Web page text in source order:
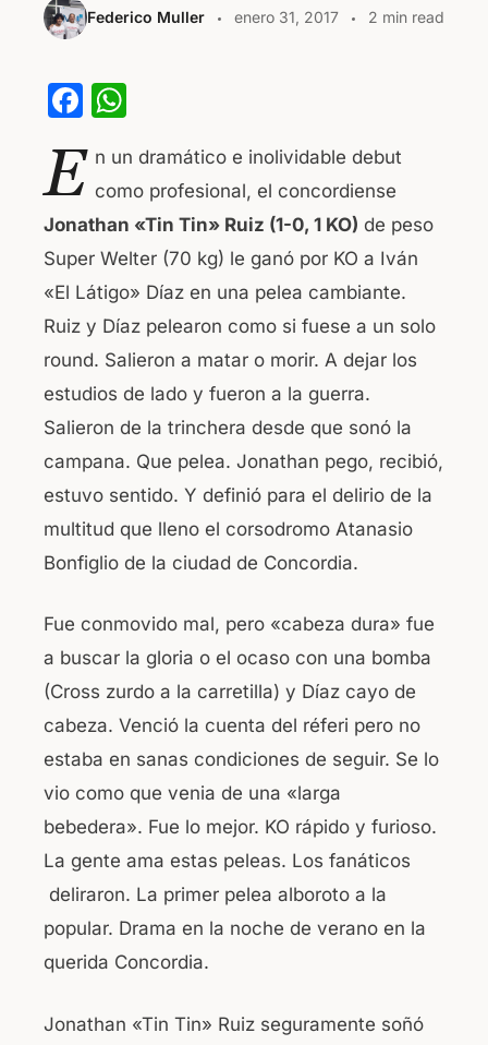
Federico Muller enero 31, 2017 2 min read
F
c
e
b
o
o
k
at
s
A
p
p
E n un dramático e inolividable debut
como profesional, el concordiense
Jonathan «Tin Tin» Ruiz (1-0, 1 KO) de peso
Super Welter (70 kg) le ganó por KO a Iván
«El Látigo» Díaz en una pelea cambiante.
Ruiz y Díaz pelearon como si fuese a un solo
round. Salieron a matar o morir. A dejar los
estudios de lado y fueron a la guerra.
Salieron de la trinchera desde que sonó la
campana. Que pelea. Jonathan pego, recibió,
estuvo sentido. Y definió para el delirio de la
multitud que lleno el corsodromo Atanasio
Bonfiglio de la ciudad de Concordia.
Fue conmovido mal, pero «cabeza dura» fue
a buscar la gloria o el ocaso con una bomba
(Cross zurdo a la carretilla) y Díaz cayo de
cabeza. Venció la cuenta del réferi pero no
estaba en sanas condiciones de seguir. Se lo
vio como que venia de una «larga
bebedera». Fue lo mejor. KO rápido y furioso.
La gente ama estas peleas. Los fanáticos
deliraron. La primer pelea alboroto a la
popular. Drama en la noche de verano en la
querida Concordia.
Jonathan «Tin Tin» Ruiz seguramente soñó